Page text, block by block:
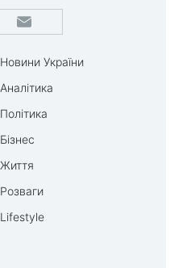
Новини України
Аналітика
Політика
Бізнес
Життя
Розваги
Lifestyle